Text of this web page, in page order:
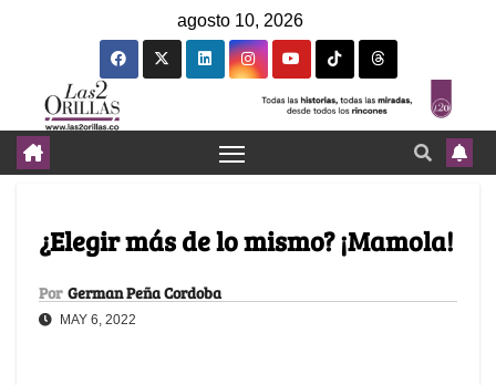
agosto 10, 2026
¿Elegir más de lo mismo? ¡Mamola!
Por German Peña Cordoba
MAY 6, 2022